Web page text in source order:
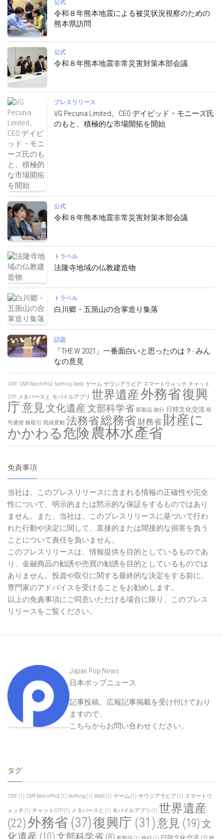
公式
令和８年熊本地震による被災状況視察のための
熊本県訪問
公式
令和８年熊本地震非常災害対策本部会議
プレスリリース
VG Pecunia Limited、CEO デイビッド・モニーズ氏
のもと、積極的な市場開拓を開始
公式
令和８年熊本地震非常災害対策本部会議
トラベル
法隆寺地域の仏教建造物
トラベル
白川郷・五箇山の合掌造り集落
話題
「THE W 2021」一番面白いと思ったのは？- みん
なの意見
CMF CMFWatchPro2 Nothing Web3 ゲーム サウジアラビア スマートウォッチ チャット
GTP メタバースと モバイルアプリ 世界遺産外務省復興
庁意見文化遺産文部科学省 新製品 旅行 日韓文化交流 暗
号通貨 株取引 気候変動 法務省総務省 財務省 財産に
かかわる危険農林水產省
免責事項
当社は、このプレスリリースに含まれる情報の正確性や完全
性について、明示的または黙示的な保証をするものではあり
ません。また、当社は、このプレスリリースに基づいて行わ
れた行動や決定に関して、直接的または間接的な損害を負う
ことについて責任を負いません。
このプレスリリースは、情報提供を目的としているものであ
り、金融商品の勧誘や売買の勧誘を目的としているものでは
ありません。投資や取引に関する最終的な決定をする前に、
専門家のアドバイスを受けることをお勧めします。
以上の免責事項にご同意いただける場合に限り、このプレス
リリースをご覧ください。
Japan Pop News
日本ポップニュース
記事投稿、広報記事掲載を受け付けており
ますので、
こちらからお問い合わせください。
タグ
CMF (1) CMFWatchPro2 (1) Nothing (1) Web3 (1) ゲーム (1) サウジアラビア (1) スマートウ
ォッチ (1) チャットGTP(1) メタバースと (1) モバイルアプリ (1) 世界遺産
(22)外務省 (37)復興庁 (31)意見 (19) 文